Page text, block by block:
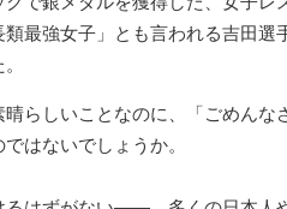
類最強女子」とも言われる吉田
らしいことなのに、「ごめん
はないでしょうか。